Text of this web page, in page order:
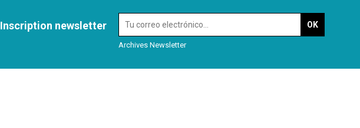
Inscription newsletter
Archives Newsletter